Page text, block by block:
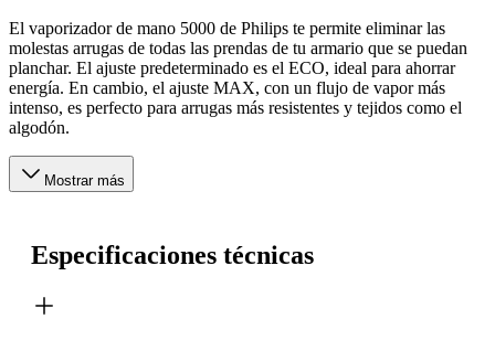
El vaporizador de mano 5000 de Philips te permite eliminar las
molestas arrugas de todas las prendas de tu armario que se puedan
planchar. El ajuste predeterminado es el ECO, ideal para ahorrar
energía. En cambio, el ajuste MAX, con un flujo de vapor más
intenso, es perfecto para arrugas más resistentes y tejidos como el
algodón.
Mostrar más
Especificaciones técnicas